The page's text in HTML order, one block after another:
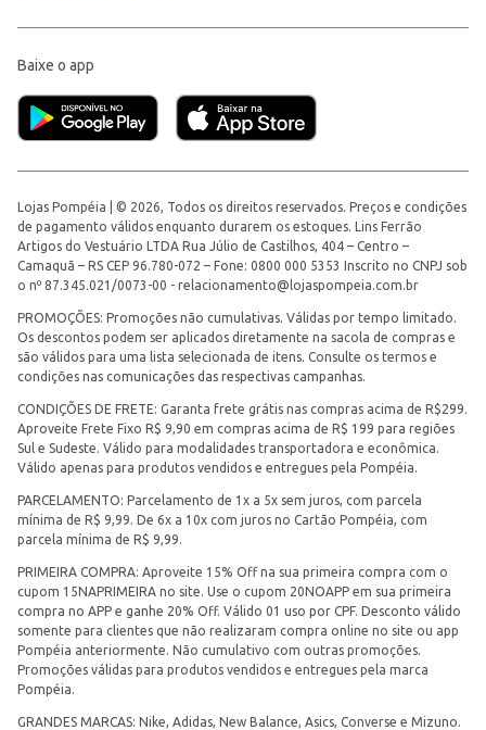
Baixe o app
Lojas Pompéia | © 2026, Todos os direitos reservados. Preços e condições
de pagamento válidos enquanto durarem os estoques. Lins Ferrão
Artigos do Vestuário LTDA Rua Júlio de Castilhos, 404 – Centro –
Camaquã – RS CEP 96.780-072 – Fone: 0800 000 5353 Inscrito no CNPJ sob
o nº 87.345.021/0073-00 - relacionamento@lojaspompeia.com.br
PROMOÇÕES: Promoções não cumulativas. Válidas por tempo limitado.
Os descontos podem ser aplicados diretamente na sacola de compras e
são válidos para uma lista selecionada de itens. Consulte os termos e
condições nas comunicações das respectivas campanhas.
CONDIÇÕES DE FRETE: Garanta frete grátis nas compras acima de R$299.
Aproveite Frete Fixo R$ 9,90 em compras acima de R$ 199 para regiões
Sul e Sudeste. Válido para modalidades transportadora e econômica.
Válido apenas para produtos vendidos e entregues pela Pompéia.
PARCELAMENTO: Parcelamento de 1x a 5x sem juros, com parcela
mínima de R$ 9,99. De 6x a 10x com juros no Cartão Pompéia, com
parcela mínima de R$ 9,99.
PRIMEIRA COMPRA: Aproveite 15% Off na sua primeira compra com o
cupom 15NAPRIMEIRA no site. Use o cupom 20NOAPP em sua primeira
compra no APP e ganhe 20% Off. Válido 01 uso por CPF. Desconto válido
somente para clientes que não realizaram compra online no site ou app
Pompéia anteriormente. Não cumulativo com outras promoções.
Promoções válidas para produtos vendidos e entregues pela marca
Pompéia.
GRANDES MARCAS: Nike, Adidas, New Balance, Asics, Converse e Mizuno.